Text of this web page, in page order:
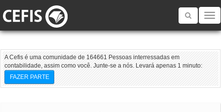
Toggle
A Cefis é uma comunidade de 164661 Pessoas interressadas em
contabilidade, assim como você. Junte-se a nós. Levará apenas 1 minuto:
FAZER PARTE